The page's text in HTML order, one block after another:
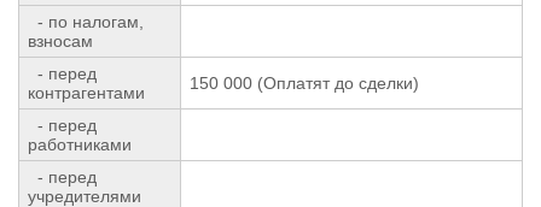
- по налогам,
взносам
- перед
контрагентами
150 000 (Оплатят до сделки)
- перед
работниками
- перед
учредителями